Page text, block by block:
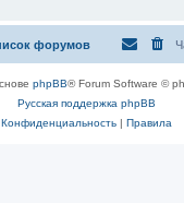
форумов
phpBB® Forum Software ©
Русская поддержка phpBB
Конфиденциальность| Правила